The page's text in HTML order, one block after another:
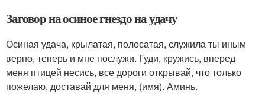
Заговор на осиное гнездо на удачу
Осиная удача, крылатая, полосатая, служила ты иным
верно, теперь и мне послужи. Гуди, кружись, вперед
меня птицей несись, все дороги открывай, что только
пожелаю, доставай для меня, (имя). Аминь.